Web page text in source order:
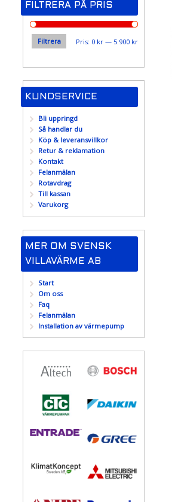
FILTRERA PÅ PRIS
Min
Max
Filtrera Pris: 0 kr— 5.900 kr
KUNDSERVICE
Bli uppringd
Så handlar du
Köp & leveransvillkor
Retur & reklamation
Kontakt
Felanmälan
Rotavdrag
Till kassan
Varukorg
MER OM SVENSK
VILLAVÄRME AB
Start
Om oss
Faq
Felanmälan
Installation av värmepump